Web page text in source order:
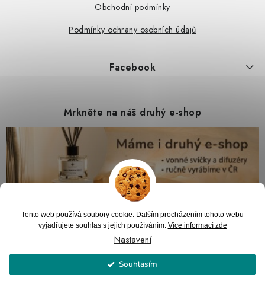
Tento web používá soubory cookie. Dalším procházením tohoto webu
vyjadřujete souhlas s jejich používáním. Více informací zde
Nastavení
Souhlasím
Obchodní podmínky
Podmínky ochrany osobních údajů
Facebook
Mrkněte na náš druhý e-shop
. Všechna práva vyhrazena.
cookies